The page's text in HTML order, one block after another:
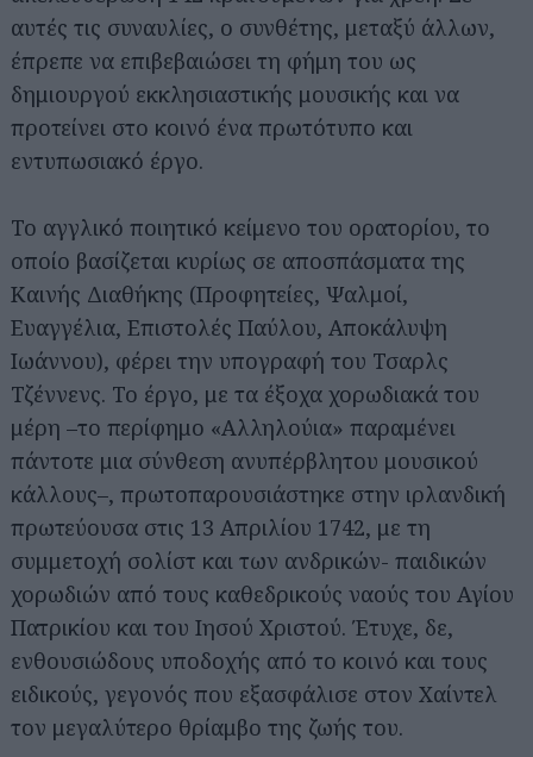
αυτές τις συναυλίες, ο συνθέτης, μεταξύ άλλων,
έπρεπε να επιβεβαιώσει τη φήμη του ως
δημιουργού εκκλησιαστικής μουσικής και να
προτείνει στο κοινό ένα πρωτότυπο και
εντυπωσιακό έργο.
Το αγγλικό ποιητικό κείμενο του ορατορίου, το
οποίο βασίζεται κυρίως σε αποσπάσματα της
Καινής Διαθήκης (Προφητείες, Ψαλμοί,
Ευαγγέλια, Επιστολές Παύλου, Αποκάλυψη
Ιωάννου), φέρει την υπογραφή του Τσαρλς
Τζέννενς. Το έργο, με τα έξοχα χορωδιακά του
μέρη –το περίφημο «Αλληλούια» παραμένει
πάντοτε μια σύνθεση ανυπέρβλητου μουσικού
κάλλους–, πρωτοπαρουσιάστηκε στην ιρλανδική
πρωτεύουσα στις 13 Απριλίου 1742, με τη
συμμετοχή σολίστ και των ανδρικών- παιδικών
χορωδιών από τους καθεδρικούς ναούς του Αγίου
Πατρικίου και του Ιησού Χριστού. Έτυχε, δε,
ενθουσιώδους υποδοχής από το κοινό και τους
ειδικούς, γεγονός που εξασφάλισε στον Χαίντελ
τον μεγαλύτερο θρίαμβο της ζωής του.